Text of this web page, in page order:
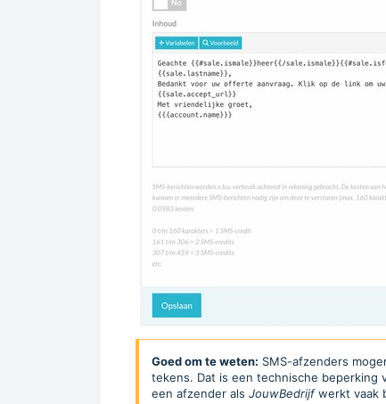
Goed om te weten: SMS-afzenders
tekens. Dat is een technische
een afzender als JouwBedrijfwerkt vaak